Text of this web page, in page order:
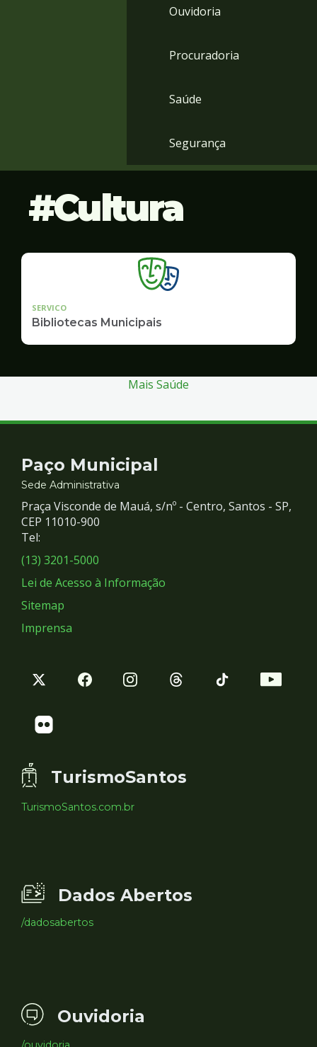
Ouvidoria
Procuradoria
Saúde
Segurança
Cultura
SERVICO
Bibliotecas Municipais
Mais Saúde
Contato
e
Redes
Sociais
Paço Municipal
Sede Administrativa
Praça Visconde de Mauá, s/nº - Centro, Santos - SP,
CEP 11010-900
Tel:
(13) 3201-5000
Lei de Acesso à Informação
Sitemap
Imprensa
TurismoSantos
TurismoSantos.com.br
Dados Abertos
/dadosabertos
Ouvidoria